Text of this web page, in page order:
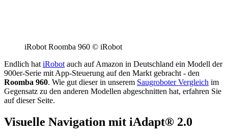
iRobot Roomba 960 © iRobot
Endlich hat iRobot auch auf Amazon in Deutschland ein Modell der
900er-Serie mit App-Steuerung auf den Markt gebracht - den
Roomba 960. Wie gut dieser in unserem Saugroboter Vergleich im
Gegensatz zu den anderen Modellen abgeschnitten hat, erfahren Sie
auf dieser Seite.
Visuelle Navigation mit iAdapt® 2.0